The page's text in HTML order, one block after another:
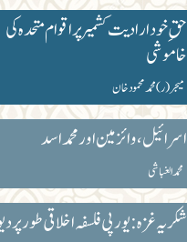
حقِ خود ارادیت کشمیر پر اقوام متحدہ کی
خاموشی
میجر (ر) محمد محمود خان
اسرائیل ، وائزمین اور محمد اسد
محمد الغباشی
شکریہ غزہ: یورپی فلسفہ اخلاقی طور پر